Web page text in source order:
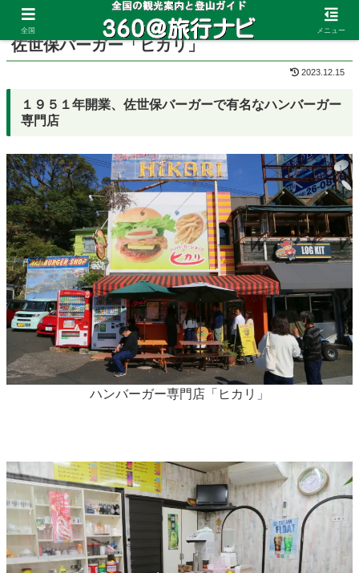
ホーム 長崎県 佐世保
佐世保バーガー「ヒカリ」
2023.12.15
１９５１年開業、佐世保バーガーで有名なハンバーガー
専門店
ハンバーガー専門店「ヒカリ」
全国 メニュー